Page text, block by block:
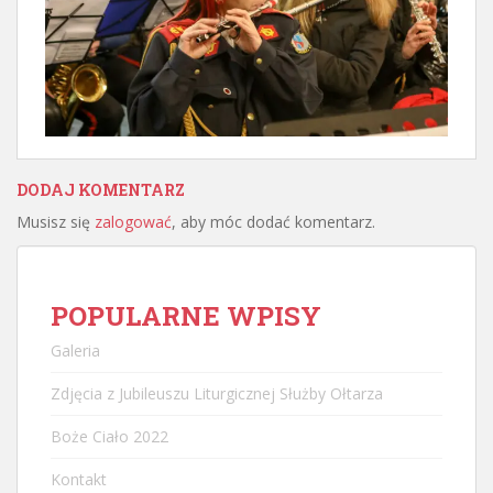
DODAJ KOMENTARZ
Musisz się zalogować, aby móc dodać komentarz.
POPULARNE WPISY
Galeria
Zdjęcia z Jubileuszu Liturgicznej Służby Ołtarza
Boże Ciało 2022
Kontakt